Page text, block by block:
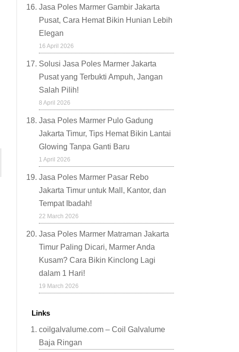
Jasa Poles Marmer Gambir Jakarta
Pusat, Cara Hemat Bikin Hunian Lebih
Elegan
16 April 2026
Solusi Jasa Poles Marmer Jakarta
Pusat yang Terbukti Ampuh, Jangan
Salah Pilih!
8 April 2026
Jasa Poles Marmer Pulo Gadung
Jakarta Timur, Tips Hemat Bikin Lantai
Glowing Tanpa Ganti Baru
1 April 2026
Jasa Poles Marmer Pasar Rebo
Jakarta Timur untuk Mall, Kantor, dan
Tempat Ibadah!
22 March 2026
Jasa Poles Marmer Matraman Jakarta
Timur Paling Dicari, Marmer Anda
Kusam? Cara Bikin Kinclong Lagi
dalam 1 Hari!
19 March 2026
Links
coilgalvalume.com – Coil Galvalume
Baja Ringan